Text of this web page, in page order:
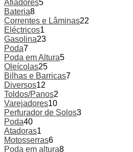
Afiadores5
Bateria8
Correntes e Lâminas22
Eléctricos1
Gasolina23
Poda7
Poda em Altura5
Oleícolas25
Bilhas e Barricas7
Diversos12
Toldos/Panos2
Varejadores10
Perfurador de Solos3
Poda40
Atadoras1
Motosserras6
Poda em altura8